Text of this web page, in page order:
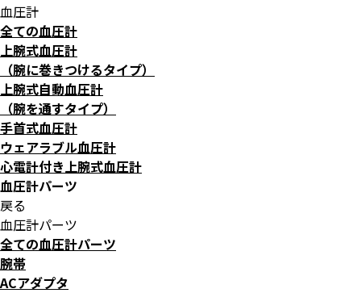
血圧計
全ての血圧計
上腕式血圧計
（腕に巻きつけるタイプ）
上腕式自動血圧計
（腕を通すタイプ）
手首式血圧計
ウェアラブル血圧計
心電計付き上腕式血圧計
血圧計パーツ
戻る
血圧計パーツ
全ての血圧計パーツ
腕帯
ACアダプタ